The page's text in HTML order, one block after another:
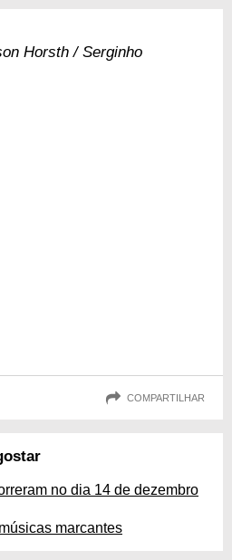
Horsth / Serginho
COMPARTILHAR
no dia 14 de dezembro
marcantes